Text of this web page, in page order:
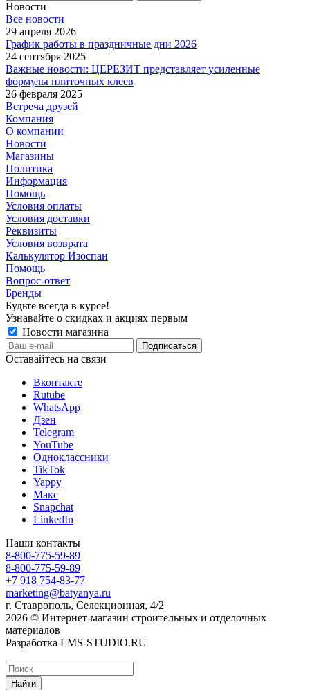
Новости
Все новости
29 апреля 2026
График работы в праздничные дни 2026
24 сентября 2025
Важные новости: ЦЕРЕЗИТ представляет усиленные
формулы плиточных клеев
26 февраля 2025
Встреча друзей
Компания
О компании
Новости
Магазины
Политика
Информация
Помощь
Условия оплаты
Условия доставки
Реквизиты
Условия возврата
Калькулятор Изоспан
Помощь
Вопрос-ответ
Бренды
Будьте всегда в курсе!
Узнавайте о скидках и акциях первым
Новости магазина
Оставайтесь на связи
Вконтакте
Rutube
WhatsApp
Дзен
Telegram
YouTube
Одноклассники
TikTok
Yappy
Макс
Snapchat
LinkedIn
Наши контакты
8-800-775-59-89
8-800-775-59-89
+7 918 754-83-77
marketing@batyanya.ru
г. Ставрополь, Селекционная, 4/2
2026 © Интернет-магазин строительных и отделочных
материалов
Разработка LMS-STUDIO.RU
Найти